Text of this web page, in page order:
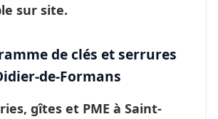
sur site.
de clés et serrures
de-Formans
gîtes et PME à Saint-